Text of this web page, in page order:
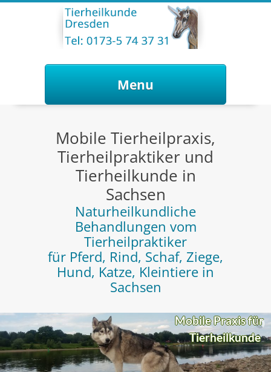
Menu
Mobile Tierheilpraxis,
Tierheilpraktiker und
Tierheilkunde in
Sachsen
Naturheilkundliche
Behandlungen vom
Tierheilpraktiker
für Pferd, Rind, Schaf, Ziege,
Hund, Katze, Kleintiere in
Sachsen
Mobile Praxis für
Tierheilkunde